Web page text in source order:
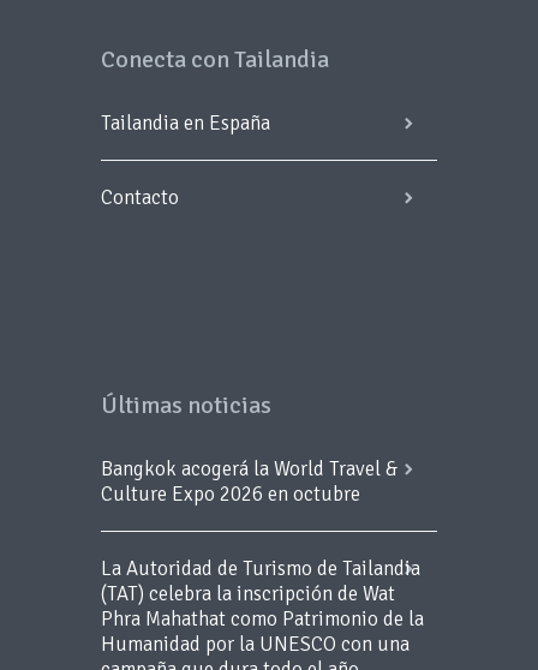
Conecta con Tailandia
Tailandia en España
Contacto
Últimas noticias
Bangkok acogerá la World Travel &
Culture Expo 2026 en octubre
La Autoridad de Turismo de Tailandia
(TAT) celebra la inscripción de Wat
Phra Mahathat como Patrimonio de la
Humanidad por la UNESCO con una